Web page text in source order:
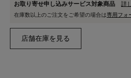
お取り寄せ申し込みサービス対象商品 詳
在庫数以上のご注文をご希望の場合は専用フォ